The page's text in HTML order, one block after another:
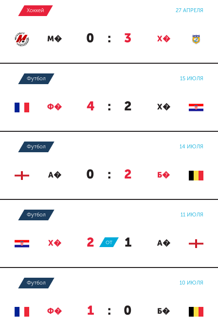
Хоккей 27 АПРЕЛЯ
М� 0 : 3 Х�
Футбол 15 ИЮЛЯ
Ф� 4 : 2 Х�
Футбол 14 ИЮЛЯ
А� 0 : 2 Б�
Футбол 11 ИЮЛЯ
Х� 2 : 1 А�
ОТ
Футбол 10 ИЮЛЯ
Ф� 1 : 0 Б�